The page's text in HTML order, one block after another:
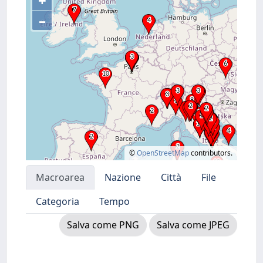
–
©OpenStreetMapcontributors.
Macroarea Nazione Città
File
Categoria
Tempo
Salva come PNG
Salva come JPEG